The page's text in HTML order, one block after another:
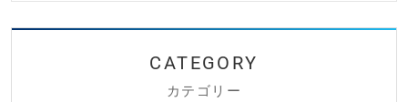
カテゴリー